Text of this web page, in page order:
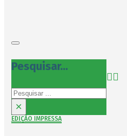
Pesquisar...
Pesquisar
×
EDIÇÃO IMPRESSA